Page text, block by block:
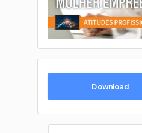
Download